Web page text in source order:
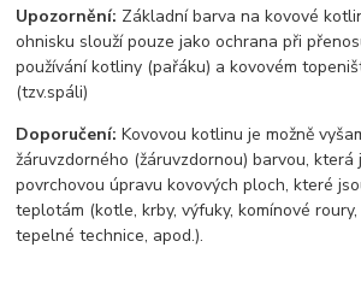
Upozornění: Základní barva na kovové
ohnisku slouží pouze jako ochrana při
používání kotliny (pařáku) a kovovém
(tzv.spáli)
Doporučení: Kovovou kotlinu je možně
žáruvzdorného (žáruvzdornou) barvou, která
povrchovou úpravu kovových ploch, které
teplotám (kotle, krby, výfuky, komínové
tepelné technice, apod.).